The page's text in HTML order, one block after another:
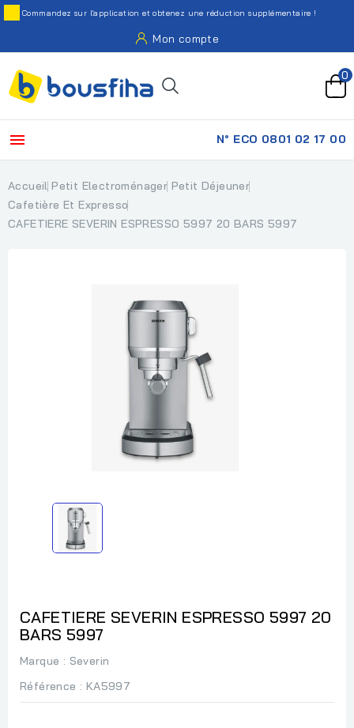
Commandez sur l'application et obtenez une réduction supplémentaire !
Mon compte
0
 N° ECO 0801 02 17 00
Accueil Petit Electroménager Petit Déjeuner
Cafetière Et Expresso
CAFETIERE SEVERIN ESPRESSO 5997 20 BARS 5997
CAFETIERE SEVERIN ESPRESSO 5997 20
BARS 5997
Marque : Severin
Référence : KA5997